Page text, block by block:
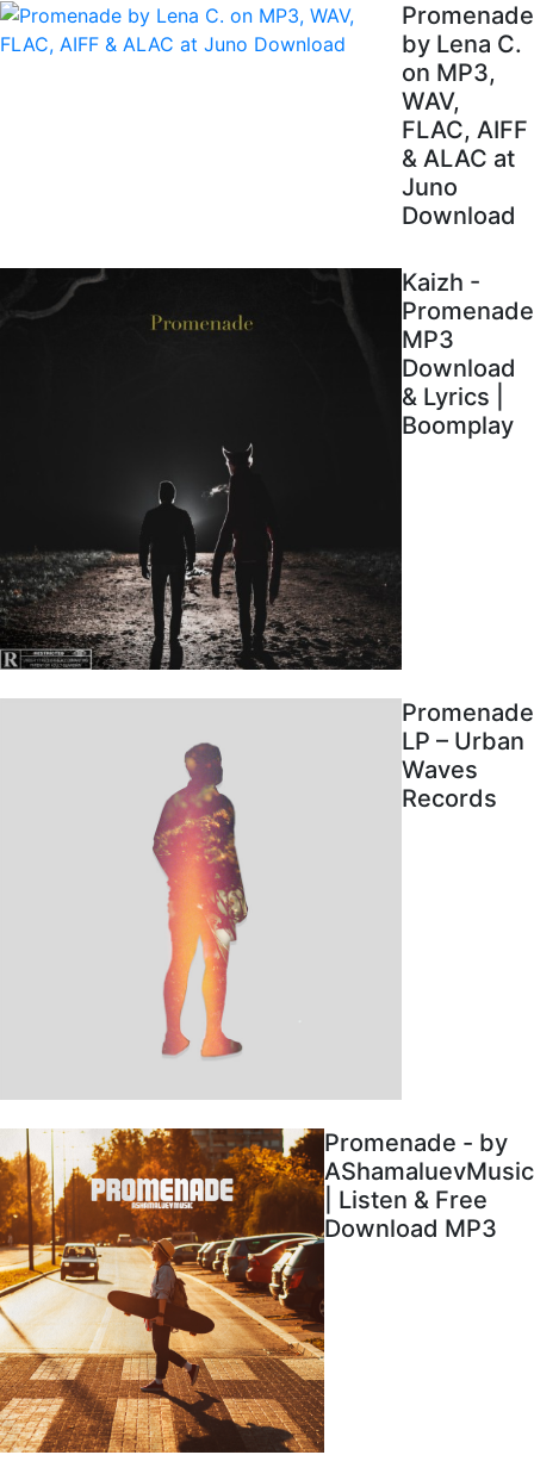
Promenade
by Lena C.
on MP3,
WAV,
FLAC, AIFF
& ALAC at
Juno
Download
Kaizh -
Promenade
MP3
Download
& Lyrics |
Boomplay
Promenade
LP – Urban
Waves
Records
Promenade - by
AShamaluevMusic
| Listen & Free
Download MP3